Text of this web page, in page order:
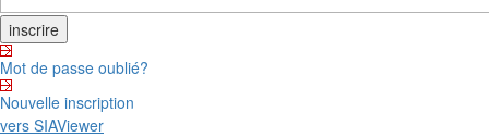
Mot de passe oublié?
Nouvelle inscription
vers SIAViewer